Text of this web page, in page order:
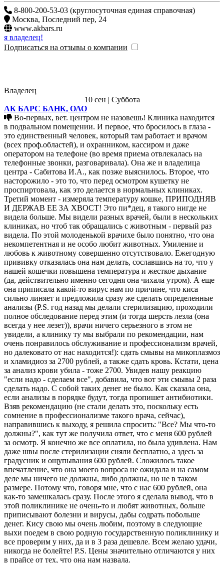
8-800-200-53-03 (круглосуточная единая справочная)
Москва, Последний пер, 24
www.akbars.ru
я владелец!
Подписаться на отзывы о компании
Владелец
10 сен | Суббота
АК БАРС БАНК, ОАО
в подвальном помещении. И первое, что бросилось в глаза -
это единственный человек, который там работает и врачом
(всех проф.областей), и охранником, кассиром и даже
оператором на телефоне (во время приема отвлекалась на
телефонные звонки, разговаривала). Она же и владелица
центра - Сабитова И.А., как позже выяснилось. Второе, что
насторожило - это то, что перед осмотром кушетку не
проспиртовала, как это делается в нормальных клиниках.
Третий момент - измеряла температуру кошке, ПРИПОДНЯВ
И ДЕРЖАВ ЕЕ ЗА ХВОСТ! Это пи*дец, я такого нигде не
видела больше. Мы видели разных врачей, были в нескольких
клиниках, но чтоб так обращались с животным - первый раз
видела. По этой молоденькой врачихе было понятно, что она
некомпетентная и не особо любит животных. Умиление и
любовь к животному совершенно отсутствовало. Ежегодную
прививку отказалась она нам делать, сославшись на то, что у
нашей кошечки повышена температура и жесткое дыхание
(да, действительно именно сегодня она чихала утром). А еще
она приписала какой-то вирус нам по причине, что киса
сильно линяет и предложила сразу же сделать определенные
анализы (P.S. год назад мы делали стерилизацию, проходили
полное обследование перед этим (и тогда шерсть лезла (она
всегда у нее лезет)), врачи ничего серьезного в этом не
увидели, а клинику ту мы выбрали по рекомендации, нам
очень понравилось обслуживание и профессионализм врачей,
но далековато от нас находится!): сдать смывы на микоплазмоз
и хламидиоз за 2700 рублей, а также сдать кровь. Кстати, цена
за анализ крови убила - тоже 2700. Увидев нашу реакцию
"если надо - сделаем все", добавила, что вот эти смывы 2 раза
сделать надо. С собой таких денег не было. Как сказала она,
если анализы в порядке будут, тогда пропишет антибиотики.
Взяв рекомендацию (не стали делать это, поскольку есть
сомнение в профессионализме такого врача, сейчас),
направившись к выходу, я решила спросить: "Все? Мы что-то
должны?", как тут же получила ответ, что с меня 600 рублей
за осмотр. Я конечно же все оплатила, но была удивлена. Нам
даже швы после стерилизации сняли бесплатно, а здесь за
градусник и ощупывания 600 рублей. Сложилось такое
впечатление, что она моего вопроса не ожидала и на самом
деле мы ничего не должны, либо должны, но не в таком
размере. Потому что, говоря мне, что с нас 600 рублей, она
как-то замешкалась сразу. После этого я сделала вывод, что в
этой поликлинике не очень-то и любят животных, больше
приписывают болезни и вирусы, дабы содрать побольше
денег. Кису свою мы очень любим, поэтому в следующие
выхи поедем в свою родную государственную поликлинику и
все проверим у них, да и в 3 раза дешевле. Всем желаю удачи,
никогда не болейте! P.S. Цены значительно отличаются у них
в прайсе от тех, что она нам назвала.